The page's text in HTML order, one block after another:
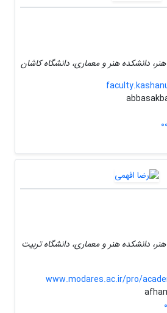
دانشکده هنر و معماری، دانشگاه کاشان
دانشکده هنر و معماری، دانشگاه تربیت
www.modares.ac.ir/pro/